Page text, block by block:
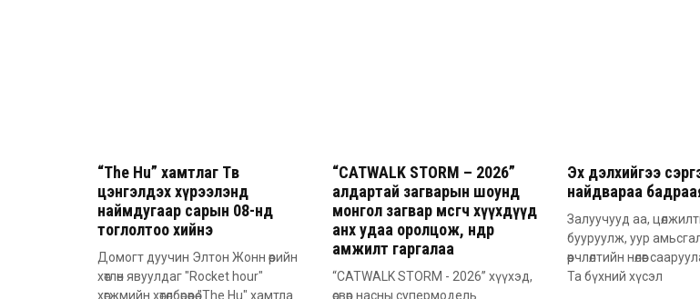
“The Hu” хамтлаг Төв
цэнгэлдэх хүрээлэнд
наймдугаар сарын 08-нд
тоглолтоо хийнэ
Домогт дуучин Элтон Жонн өөрийн
хөтлөн явуулдаг "Rocket hour"
хөгжмийн хөтөлбөрөөрөө "The Hu" хамтла
“CATWALK STORM – 2026”
алдартай загварын шоунд
монгол загвар өмсөгч хүүхдүүд
анх удаа оролцож, өндөр
амжилт гаргалаа
“CATWALK STORM - 2026” хүүхэд,
өсвөр насны супермодель
Эх дэлхийгээ
найдвараа
Залуучууд аа,
бууруулж, уур
өөрчлөлтийн нөлөөг
Та бүхний хүсэл